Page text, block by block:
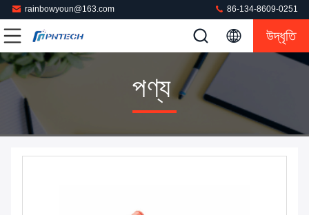
rainbowyoun@163.com 86-134-8609-0251
উদ্ধৃতি
পণ্য